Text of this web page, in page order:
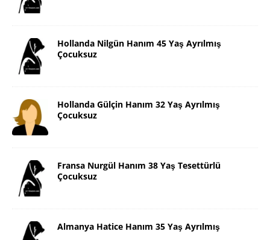
Hollanda Nilgün Hanım 45 Yaş Ayrılmış
Çocuksuz
Hollanda Gülçin Hanım 32 Yaş Ayrılmış
Çocuksuz
Fransa Nurgül Hanım 38 Yaş Tesettürlü
Çocuksuz
Almanya Hatice Hanım 35 Yaş Ayrılmış